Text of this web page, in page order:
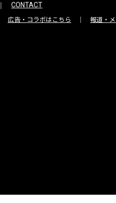
CONTACT
広告・コラボはこちら 報道・